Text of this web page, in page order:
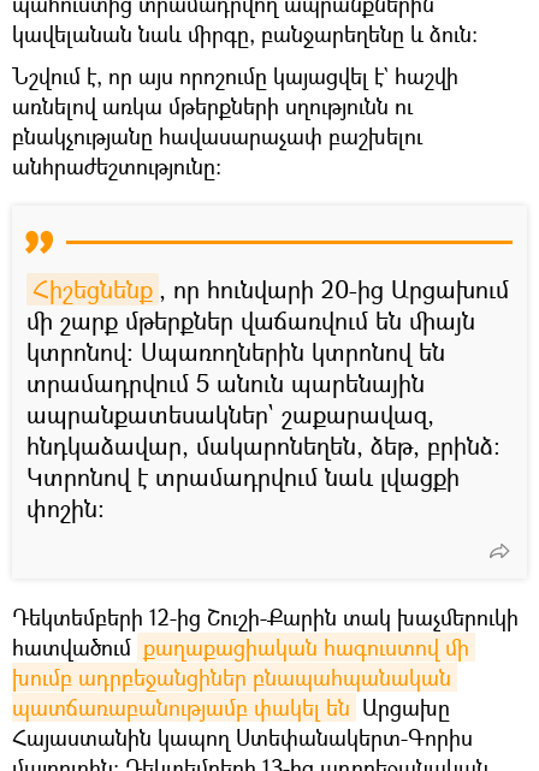
կավելանան նաև միրգը, բանջարեղենը և ձուն:
Նշվում է, որ այս որոշումը կայացվել է` հաշվի
առնելով առկա մթերքների սղությունն ու
բնակչությանը հավասարաչափ բաշխելու
անհրաժեշտությունը։
Հիշեցնենք , որ հունվարի 20-ից Արցախում
մի շարք մթերքներ վաճառվում են միայն
կտրոնով։ Սպառողներին կտրոնով են
տրամադրվում 5 անուն պարենային
ապրանքատեսակներ` շաքարավազ,
հնդկաձավար, մակարոնեղեն, ձեթ, բրինձ։
Կտրոնով է տրամադրվում նաև լվացքի
փոշին։
Դեկտեմբերի 12-ից Շուշի-Քարին տակ խաչմերուկի
հատվածում քաղաքացիական հագուստով մի
խումբ ադրբեջանցիներ բնապահպանական
պատճառաբանությամբ փակել են Արցախը
Հայաստանին կապող Ստեփանակերտ-Գորիս